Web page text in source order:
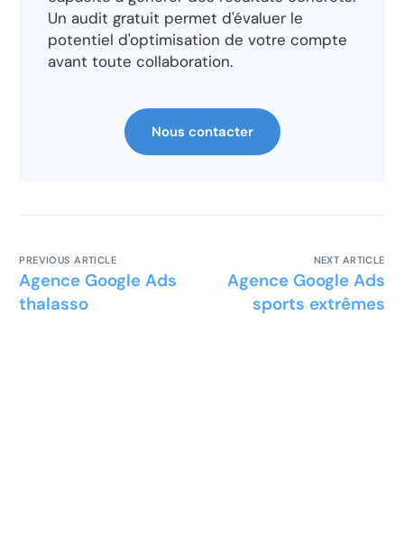
Un audit gratuit permet d'évaluer le
potentiel d'optimisation de votre compte
avant toute collaboration.
Nous contacter
PREVIOUS ARTICLE
Agence Google Ads
thalasso
NEXT ARTICLE
Agence Google Ads
sports extrêmes